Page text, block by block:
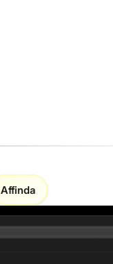
Affinda